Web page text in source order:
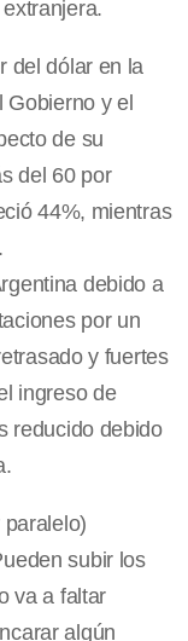
del dólar en la
y el
de su
del 60 por
44%, mientras
debido a
por un
y fuertes
ingreso de
reducido debido
subir los
va a faltar
algún